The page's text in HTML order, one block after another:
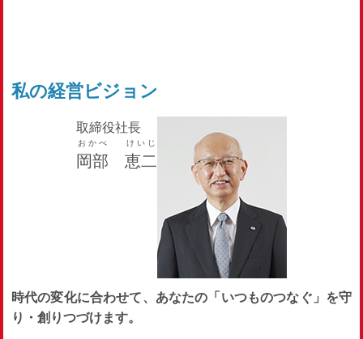
私の経営ビジョン
取締役社長
岡部
おかべ
恵二
けいじ
時代の変化に合わせて、あなたの「いつものつなぐ」を守
り・創りつづけます。